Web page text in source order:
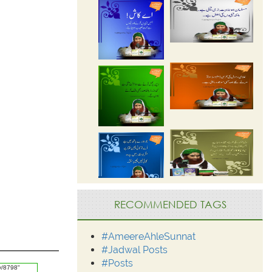
RECOMMENDED TAGS
#AmeereAhleSunnat
#Jadwal Posts
#Posts